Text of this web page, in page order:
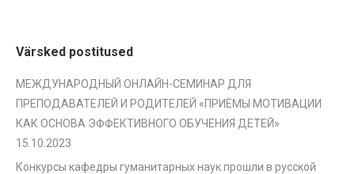
Värsked postitused
МЕЖДУНАРОДНЫЙ ОНЛАЙН-СЕМИНАР ДЛЯ
ПРЕПОДАВАТЕЛЕЙ И РОДИТЕЛЕЙ «ПРИЁМЫ МОТИВАЦИИ
КАК ОСНОВА ЭФФЕКТИВНОГО ОБУЧЕНИЯ ДЕТЕЙ»
15.10.2023
Конкурсы кафедры гуманитарных наук прошли в русской